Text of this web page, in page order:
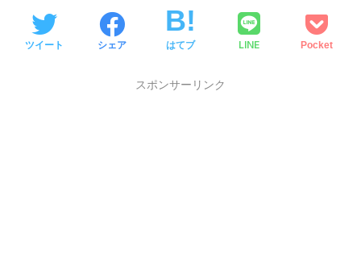
ツイート シェア はてブ LINE Pocket
スポンサーリンク